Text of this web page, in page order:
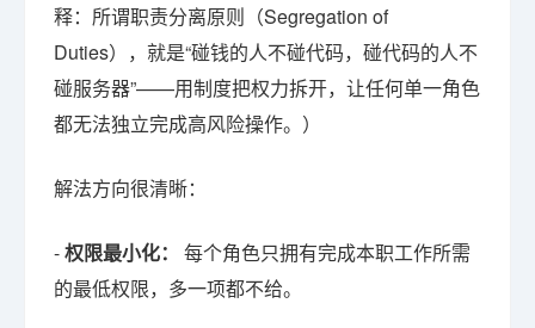
释：所谓职责分离原则（Segregation of
Duties），就是“碰钱的人不碰代码，碰代码的人不
碰服务器”——用制度把权力拆开，让任何单一角色
都无法独立完成高风险操作。）
解法方向很清晰：
-权限最小化：
每个角色只拥有完成本职工作所需
的最低权限，多一项都不给。